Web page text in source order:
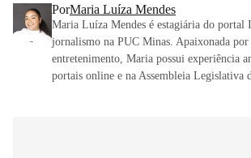
PorMaria Luíza Mendes
Maria Luíza Mendes é estagiária do portal
jornalismo na PUC Minas. Apaixonada por
entretenimento, Maria possui experiência
portais online e na Assembleia Legislativa